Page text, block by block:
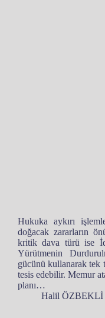
Hukuka aykırı
doğacak zararların
kritik dava türü ise
Yürütmenin
gücünü kullanarak tek
tesis edebilir. Memur
planı…
Halil ÖZBEKLİ